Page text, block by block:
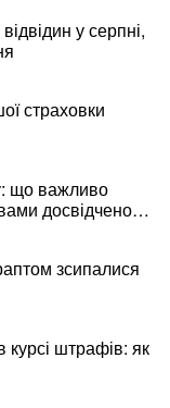
у серпні,
страховки
що важливо
досвідченої
зсипалися
курсі штрафів: як